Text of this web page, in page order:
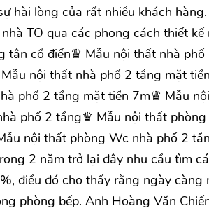
hài lòng của rất nhiều khách
TO qua các phong cách thiết
tân cổ điển♛ Mẫu nội thất nhà
nội thất nhà phố 2 tầng mặt
phố 2 tầng mặt tiền 7m♛ Mẫu
phố 2 tầng♛ Mẫu nội thất
nội thất phòng Wc nhà phố 2
2 năm trở lại đây nhu cầu tìm
điều đó cho thấy rằng ngày càng
phòng bếp. Anh Hoàng Văn